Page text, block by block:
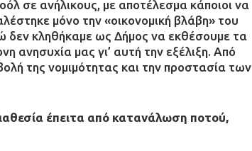
σε ανήλικους, με αποτέλεσμα κάποιοι να
μόνο την «οικονομική βλάβη» του
δεν κληθήκαμε ως Δήμος να εκθέσουμε τα
ανησυχία μας γι’ αυτή την εξέλιξη. Από
της νομιμότητας και την προστασία των
έπειτα από κατανάλωση ποτού,